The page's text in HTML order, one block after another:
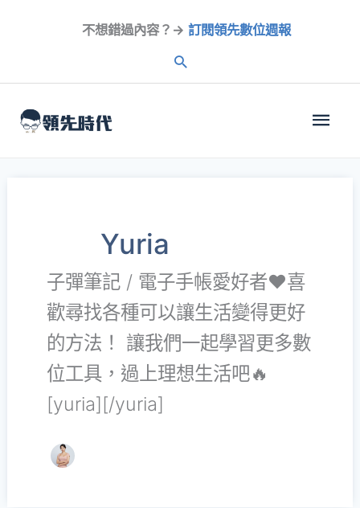
容
不想錯過內容？→ 訂閱領先數位週報
主
Yuria
子彈筆記 / 電子手帳愛好者❤️喜
歡尋找各種可以讓生活變得更好
的方法！ 讓我們一起學習更多數
位工具，過上理想生活吧🔥
[yuria][/yuria]